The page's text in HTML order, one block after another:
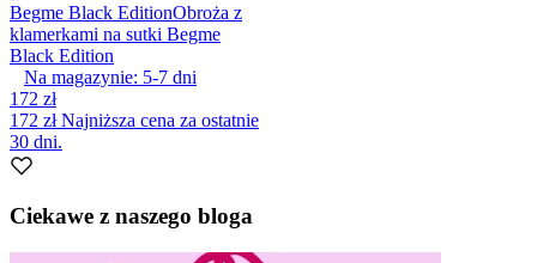
Begme Black EditionObroża z
klamerkami na sutki Begme
Black Edition
Na magazynie: 5-7 dni
172 zł
172 złNajniższa cena za ostatnie
30 dni.
Ciekawe z naszego bloga